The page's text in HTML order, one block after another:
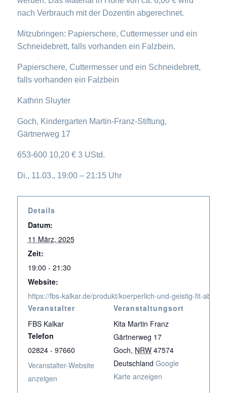
nach Verbrauch mit der Dozentin abgerechnet.
Mitzubringen: Papierschere, Cuttermesser und ein
Schneidebrett, falls vorhanden ein Falzbein.
Papierschere, Cuttermesser und ein Schneidebrett,
falls vorhanden ein Falzbein
Kathrin Sluyter
Goch, Kindergarten Martin-Franz-Stiftung,
Gärtnerweg 17
653-600 10,20 € 3 UStd.
Di., 11.03., 19:00 – 21:15 Uhr
Details
Datum:
11 März, 2025
Zeit:
19:00 - 21:30
Website:
https://fbs-kalkar.de/produkt/koerperlich-und-geistig-fit-ab-70-
Veranstaltungsort
Kita Martin Franz
Gärtnerweg 17
Goch, NRW 47574
Deutschland Google
Karte anzeigen
Veranstalter
FBS Kalkar
Telefon
02824 - 97660
Veranstalter-Website
anzeigen